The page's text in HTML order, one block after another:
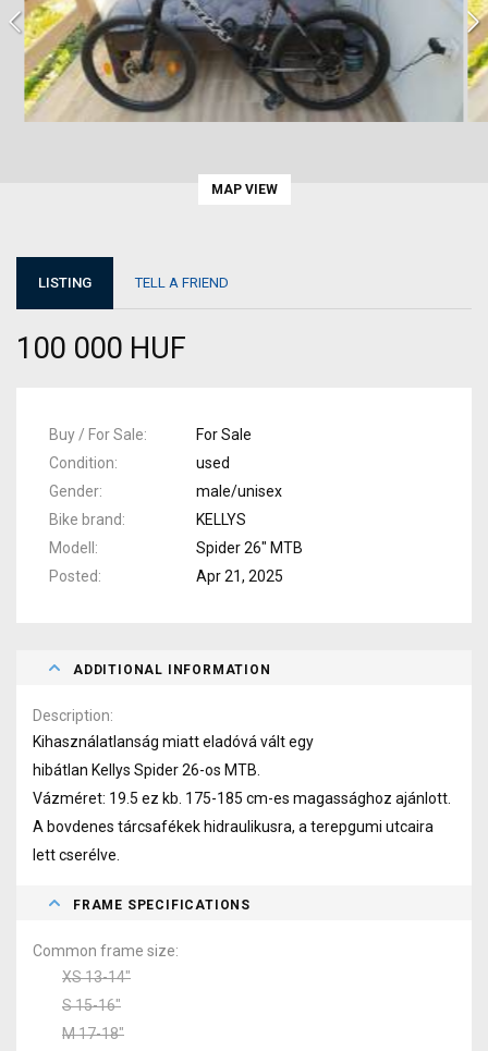
MAP VIEW
LISTING TELL A FRIEND
100 000 HUF
Buy / For Sale
For Sale
Condition
used
Gender
male/unisex
Bike brand
KELLYS
Modell
Spider 26" MTB
Posted
Apr 21, 2025
ADDITIONAL INFORMATION
Description
Kihasználatlanság miatt eladóvá vált egy
hibátlan Kellys Spider 26-os MTB.
Vázméret: 19.5 ez kb. 175-185 cm-es magassághoz ajánlott.
A bovdenes tárcsafékek hidraulikusra, a terepgumi utcaira
lett cserélve.
FRAME SPECIFICATIONS
Common frame size
XS 13-14"
S 15-16"
M 17-18"